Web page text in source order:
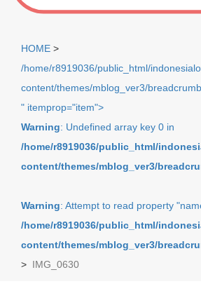
HOME >
/home/r8919036/public_html/
content/themes/mblog_ver3/
" itemprop="item">
Warning: Undefined array key 0 in
/home/r8919036/public_html/
content/themes/mblog_ver3/
Warning: Attempt to read property
/home/r8919036/public_html/
content/themes/mblog_ver3/
> IMG_0630